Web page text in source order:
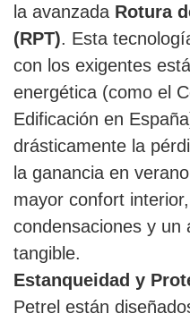
la avanzada Rotura
(RPT). Esta
con los exigentes
energética (como el
Edificación en
drásticamente la
la ganancia en
mayor confort
condensaciones y un
tangible.
Estanqueidad y
Petrel están